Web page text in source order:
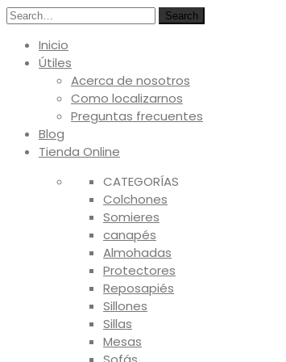
Search
Inicio
Útiles
Acerca de nosotros
Como localizarnos
Preguntas frecuentes
Blog
Tienda Online
CATEGORÍAS
Colchones
Somieres
canapés
Almohadas
Protectores
Reposapiés
Sillones
Sillas
Mesas